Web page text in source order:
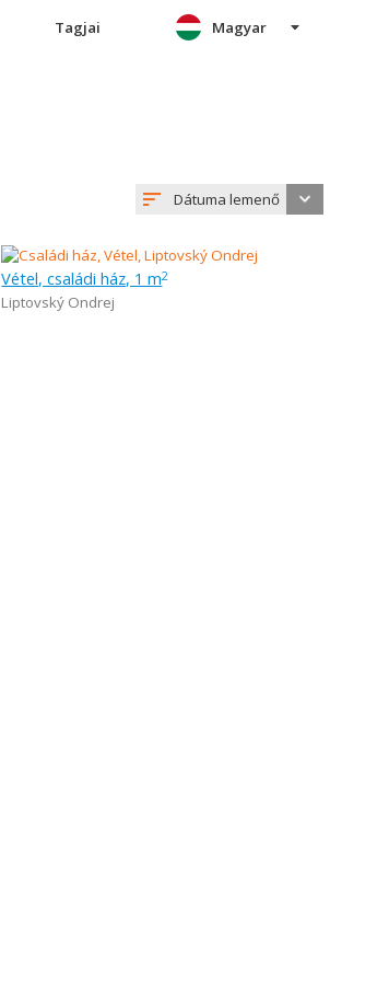
Tagjai Magyar
Dátuma lemenő
Vétel, családi ház, 1 m2
Liptovský Ondrej